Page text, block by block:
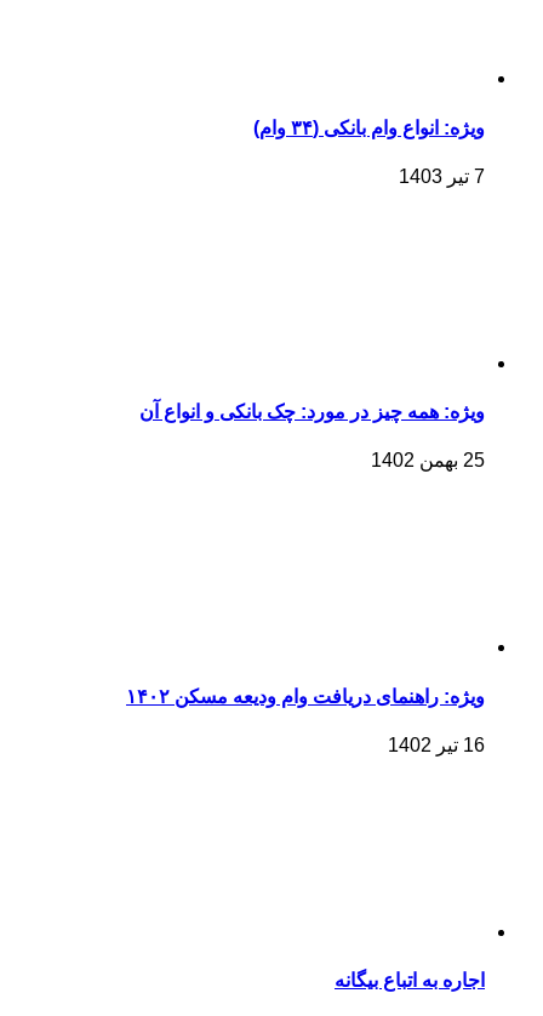
ویژه: انواع وام بانکی (۳۴ وام)
7 تیر 1403
ویژه: همه چیز در مورد: چک بانکی و انواع آن
25 بهمن 1402
ویژه: راهنمای دریافت وام ودیعه مسکن ۱۴۰۲
16 تیر 1402
اجاره به اتباع بیگانه